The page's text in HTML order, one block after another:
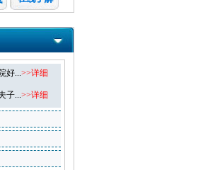
好...>>详细
子...>>详细